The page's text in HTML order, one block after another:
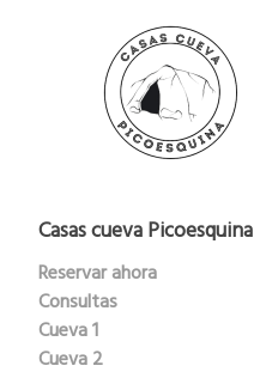
Casas cueva Picoesquina
Reservar ahora
Consultas
Cueva 1
Cueva 2